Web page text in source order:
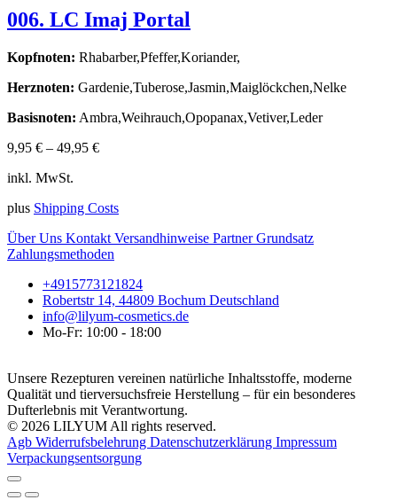
006. LC Imaj Portal
Kopfnoten: Rhabarber,Pfeffer,Koriander,
Herznoten: Gardenie,Tuberose,Jasmin,Maiglöckchen,Nelke
Basisnoten: Ambra,Weihrauch,Opopanax,Vetiver,Leder
9,95 € – 49,95 €
inkl. MwSt.
plus Shipping Costs
Über Uns Kontakt Versandhinweise PartnerGrundsatz
Zahlungsmethoden
+4915773121824
Robertstr 14, 44809 Bochum Deutschland
info@lilyum-cosmetics.de
Mo-Fr: 10:00 - 18:00
Unsere Rezepturen vereinen natürliche Inhaltsstoffe, moderne
Qualität und tierversuchsfreie Herstellung – für ein besonderes
Dufterlebnis mit Verantwortung.
© 2026 LILYUM All rights reserved.
Agb Widerrufsbelehrung Datenschutzerklärung Impressum
Verpackungsentsorgung